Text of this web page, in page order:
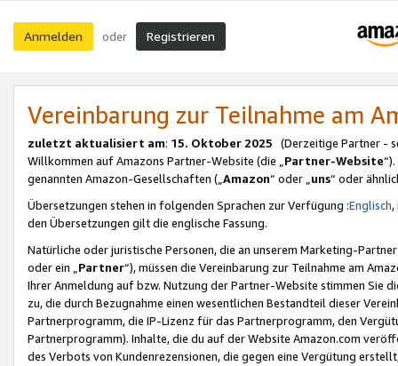
Anmelden oder Registrieren
Vereinbarung zur Teilnahme am
zuletzt aktualisiert am: 15. Oktober 2025 (Derzeitige Partner -
Willkommen auf Amazons Partner-Website (die „Partner-Website
genannten Amazon-Gesellschaften („Amazon“ oder „uns“ oder
Übersetzungen stehen in folgenden Sprachen zur Verfügung :Englisch,
den Übersetzungen gilt die englische Fassung.
Natürliche oder juristische Personen, die an unserem Marketing-
oder ein „Partner“), müssen die Vereinbarung zur Teilnahme am
Ihrer Anmeldung auf bzw. Nutzung der Partner-Website stimmen Sie
zu, die durch Bezugnahme einen wesentlichen Bestandteil dieser
Partnerprogramm, die IP-Lizenz für das Partnerprogramm, den
Partnerprogramm). Inhalte, die du auf der Website Amazon.com
des Verbots von Kundenrezensionen, die gegen eine Vergütung